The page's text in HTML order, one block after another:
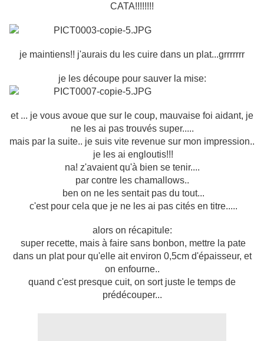
CATA!!!!!!!!
je maintiens!! j'aurais du les cuire dans un plat...grrrrrrr
je les découpe pour sauver la mise:
et ... je vous avoue que sur le coup, mauvaise foi aidant, je
ne les ai pas trouvés super.....
mais par la suite.. je suis vite revenue sur mon impression..
je les ai engloutis!!!
na! z'avaient qu'à bien se tenir....
par contre les chamallows..
ben on ne les sentait pas du tout...
c'est pour cela que je ne les ai pas cités en titre.....
alors on récapitule:
super recette, mais à faire sans bonbon, mettre la pate
dans un plat pour qu'elle ait environ 0,5cm d'épaisseur, et
on enfourne..
quand c'est presque cuit, on sort juste le temps de
prédécouper...